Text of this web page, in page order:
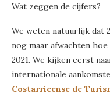
Wat zeggen de cijfers?
We weten natuurlijk dat
nog maar afwachten
2021. We kijken eerst
internationale
Costarricense de